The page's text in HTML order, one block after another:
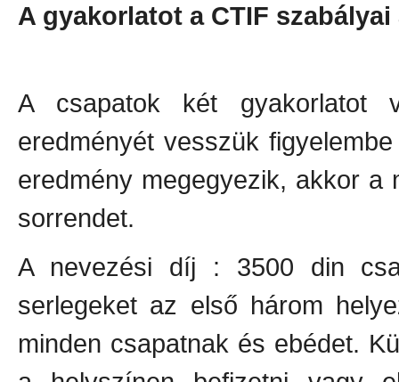
A gyakorlatot a CTIF
A csapatok két gyakorlatot
eredményét vesszük
eredmény megegyezik, akkor a
sorrendet.
A nevezési díj : 3500 din
serlegeket az első három
minden csapatnak és ebédet.